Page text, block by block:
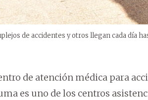
de accidentes y otros llegan cada día
de atención médica para
es uno de los centros